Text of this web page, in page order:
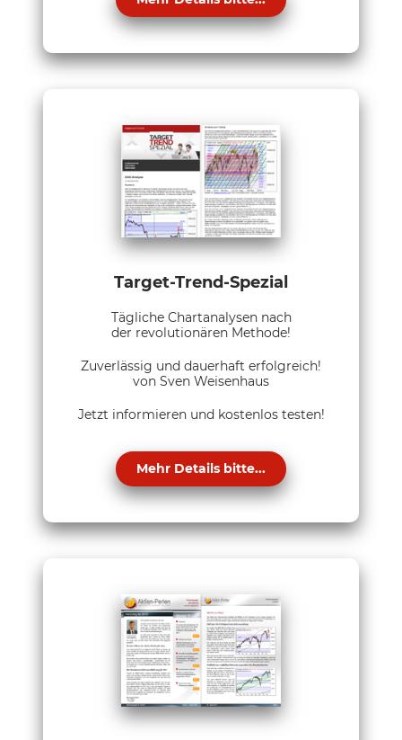
Target-Trend-Spezial
Tägliche Chartanalysen nach
der revolutionären Methode!
Zuverlässig und dauerhaft erfolgreich!
von Sven Weisenhaus
Jetzt informieren und kostenlos testen!
Mehr Details bitte...